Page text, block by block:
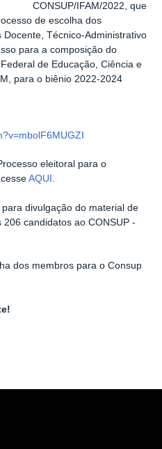
CONSUP/IFAM/2022, que
de escolha dos
Técnico-Administrativo
para a composição do
de Educação, Ciência e
para o biênio 2022-2024
eleitoral para o
AQUI .
divulgação do material de
candidatos ao CONSUP -
dos membros para o Consup